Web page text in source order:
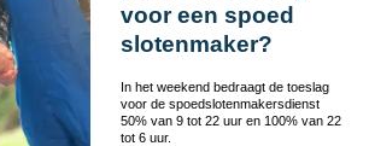
voor een spoed
slotenmaker?
In het weekend bedraagt de toeslag
voor de spoedslotenmakersdienst
50% van 9 tot 22 uur en 100% van 22
tot 6 uur.